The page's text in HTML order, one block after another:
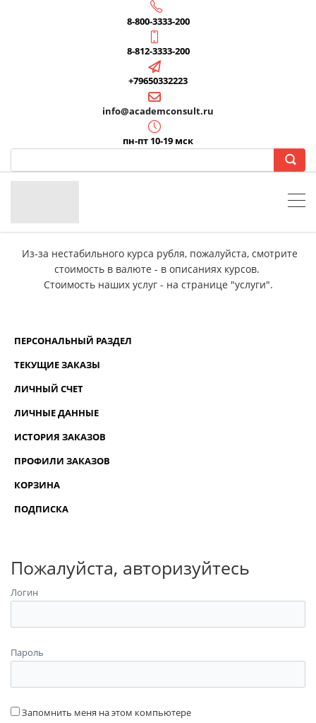
8-800-3333-200
8-812-3333-200
+79650332223
info@academconsult.ru
пн-пт 10-19 мск
Из-за нестабильного курса рубля, пожалуйста, смотрите
стоимость в валюте - в описаниях курсов.
Стоимость наших услуг - на странице "услуги".
ПЕРСОНАЛЬНЫЙ РАЗДЕЛ
ТЕКУЩИЕ ЗАКАЗЫ
ЛИЧНЫЙ СЧЕТ
ЛИЧНЫЕ ДАННЫЕ
ИСТОРИЯ ЗАКАЗОВ
ПРОФИЛИ ЗАКАЗОВ
КОРЗИНА
ПОДПИСКА
Пожалуйста, авторизуйтесь
Логин
Пароль
Запомнить меня на этом компьютере